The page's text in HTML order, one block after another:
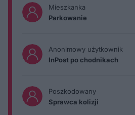
Mieszkanka
Parkowanie
Anonimowy użytkownik
InPost po chodnikach
Poszkodowany
Sprawca kolizji